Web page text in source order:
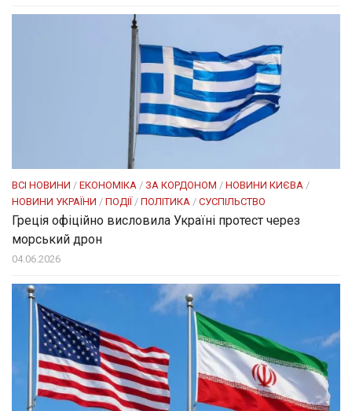
ВСІ НОВИНИ / ЕКОНОМІКА / ЗА КОРДОНОМ / НОВИНИ КИЄВА /
НОВИНИ УКРАЇНИ / ПОДІЇ / ПОЛІТИКА / СУСПІЛЬСТВО
Греція офіційно висловила Україні протест через
морський дрон
04.06.2026